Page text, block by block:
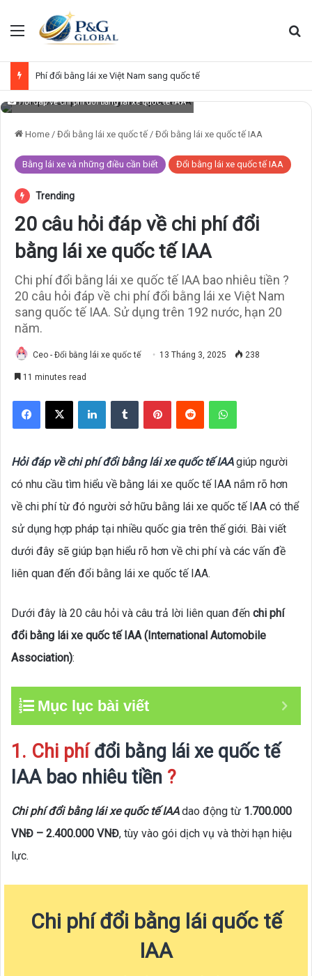
Menu
Phí đổi bằng lái xe Việt Nam sang quốc tế
Hỏi đáp về chi phí đổi bằng lái xe quốc tế IAA
Home / Đổi bằng lái xe quốc tế / Đổi bằng lái xe quốc tế IAA
Bằng lái xe và những điều cần biết Đổi bằng lái xe quốc tế IAA
Trending
20 câu hỏi đáp về chi phí đổi
bằng lái xe quốc tế IAA
Chi phí đổi bằng lái xe quốc tế IAA bao nhiêu tiền ?
20 câu hỏi đáp về chi phí đổi bằng lái xe Việt Nam
sang quốc tế IAA. Sử dụng trên 192 nước, hạn 20
năm.
Ceo - Đổi bằng lái xe quốc tế 13 Tháng 3, 2025 238
11 minutes read
Facebook
X LinkedInTumblr PinterestReddit WhatsApp
Hỏi đáp về chi phí đổi bằng lái xe quốc tế IAAgiúp người
có nhu cầu tìm hiểu về bằng lái xe quốc tế IAA nắm rõ hơn
về chi phí từ đó người sở hữu bằng lái xe quốc tế IAA có thể
sử dụng hợp pháp tại nhiều quốc gia trên thế giới. Bài viết
dưới đây sẽ giúp bạn hiểu rõ hơn về chi phí và các vấn đề
liên quan đến đổi bằng lái xe quốc tế IAA.
Dưới đây là 20 câu hỏi và câu trả lời liên quan đến chi phí
đổi bằng lái xe quốc tế IAA (International Automobile
Association):
Mục lục bài viết
1. Chi phí đổi bằng lái xe quốc tế
IAA bao nhiêu tiền ?
Chi phí đổi bằng lái xe quốc tế IAAdao động từ 1.700.000
VNĐ – 2.400.000 VNĐ, tùy vào gói dịch vụ và thời hạn hiệu
lực.
Chi phí đổi bằng lái quốc tế
IAA